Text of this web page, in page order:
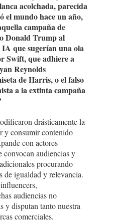
acolchada, parecida
el mundo hace un año,
campaña de
Donald Trump al
que sugerían una ola
Swift, que adhiere a
Reynolds
de Harris, o el falso
a la extinta campaña
drásticamente la
y consumir contenido
con actores
convocan audiencias y
procurando
de igualdad y relevancia.
audiencias no
y disputan tanto nuestra
comerciales.